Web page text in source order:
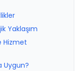
Yaklaşım
Hizmet
Uygun?